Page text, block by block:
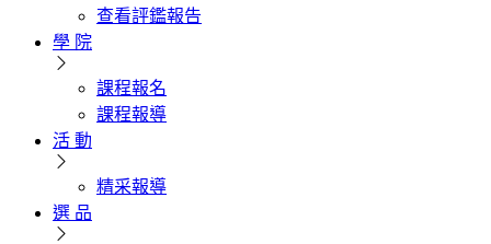
查看評鑑報告
學 院
課程報名
課程報導
活 動
精采報導
選 品